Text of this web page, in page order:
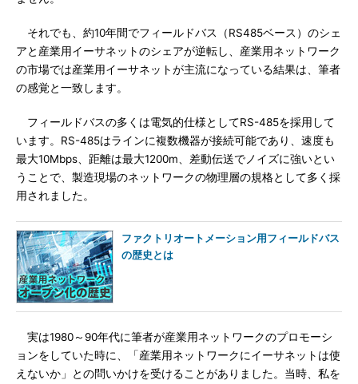
それでも、約10年間でフィールドバス（RS485ベース）のシェ
アと産業用イーサネットのシェアが逆転し、産業用ネットワーク
の市場では産業用イーサネットが主流になっている結果は、筆者
の感覚と一致します。
フィールドバスの多くは電気的仕様としてRS-485を採用して
います。RS-485はラインに複数機器が接続可能であり、速度も
最大10Mbps、距離は最大1200m、差動伝送でノイズに強いとい
うことで、製造現場のネットワークの物理層の規格として多く採
用されました。
ファクトリオートメーション用フィールドバス
の歴史とは
実は1980～90年代に筆者が産業用ネットワークのプロモーシ
ョンをしていた時に、「産業用ネットワークにイーサネットは使
えないか」との問いかけを受けることがありました。当時、私を